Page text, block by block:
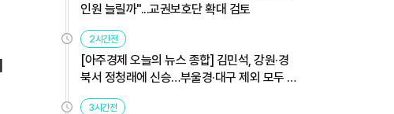
인원 늘릴까"...교권보호단 확대 검토
2시간전
[아주경제 오늘의 뉴스 종합] 김민석, 강원·경
북서 정청래에 신승…부울경·대구 제외 모두 웃
었다 外
3시간전